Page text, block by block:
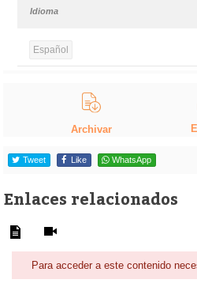
Idioma
Español
Archivar
Tweet Like WhatsApp
Enlaces relacionados
Para acceder a este contenido